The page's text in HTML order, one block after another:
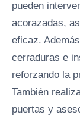
pueden
acorazadas,
eficaz.
cerraduras e
reforzando la
También
puertas y